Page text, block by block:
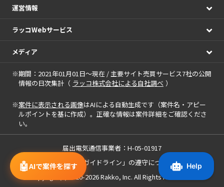
🤖AIで案件を探す
運営情報
ラッコWebサービス
メディア
※期間：2021年01月01日～現在 / 主要サイト売買サービス7社の公開
情報の日次集計（ ラッコ株式会社による自社調べ ）
※案件に表示される画像はAIによる自動生成です（案件名・アピー
ルポイントを基に作成）。正確な情報は案件詳細をご確認くださ
い。
届出電気通信事業者：H-05-01917
「中小M&Aガイドライン」の遵守について
Copyright(c) 2020-2026Rakko, Inc. All Rights Reserved.